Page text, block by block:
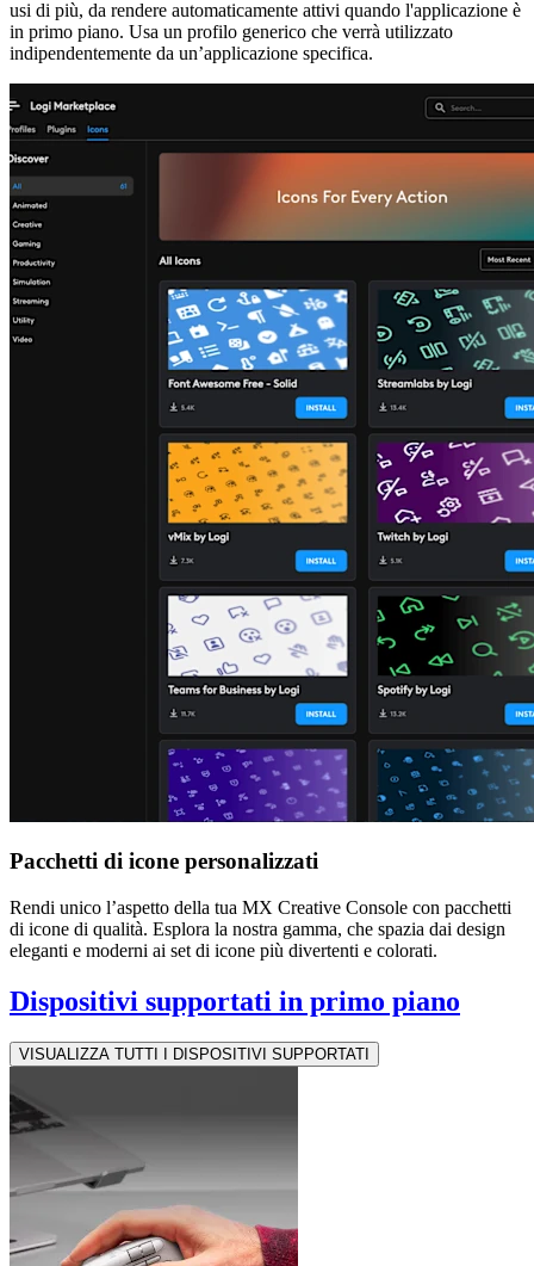
usi di più, da rendere automaticamente attivi quando l'applicazione è
in primo piano. Usa un profilo generico che verrà utilizzato
indipendentemente da un’applicazione specifica.
Pacchetti di icone personalizzati
Rendi unico l’aspetto della tua MX Creative Console con pacchetti
di icone di qualità. Esplora la nostra gamma, che spazia dai design
eleganti e moderni ai set di icone più divertenti e colorati.
Dispositivi supportati in primo piano
VISUALIZZA TUTTI I DISPOSITIVI SUPPORTATI